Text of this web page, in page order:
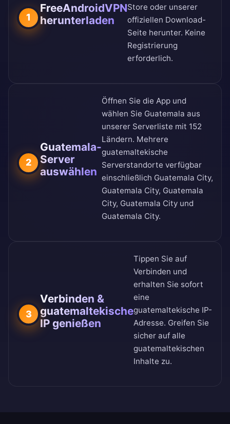
1
FreeAndroidVPN
herunterladen
Store oder unserer
offiziellen Download-
Seite herunter. Keine
Registrierung
erforderlich.
2
Guatemala-
Server
auswählen
Öffnen Sie die App und
wählen Sie Guatemala aus
unserer Serverliste mit 152
Ländern. Mehrere
guatemaltekische
Serverstandorte verfügbar
einschließlich Guatemala City,
Guatemala City, Guatemala
City, Guatemala City und
Guatemala City.
3
Verbinden &
guatemaltekische
IP genießen
Tippen Sie auf
Verbinden und
erhalten Sie sofort
eine
guatemaltekische IP-
Adresse. Greifen Sie
sicher auf alle
guatemaltekischen
Inhalte zu.